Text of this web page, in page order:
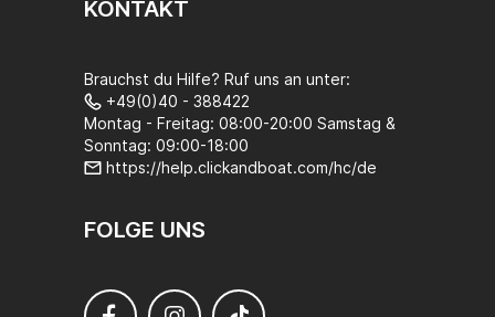
KONTAKT
Brauchst du Hilfe? Ruf uns an unter:
+49(0)40 - 388422
Montag - Freitag: 08:00-20:00 Samstag &
Sonntag: 09:00-18:00
https://help.clickandboat.com/hc/de
FOLGE UNS